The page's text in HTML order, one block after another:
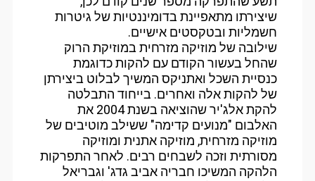
שיצירתו מתאפיינת בדומיננטיות של גיטרות
חשמליות ובטקסטים אישיים.
שילובה של מוזיקה מזרחית במוזיקת הרוק
שהחל בעשור הקודם עם להקות כדוגמת
כנסיית השכל ואתניקס המשיך לבלוט ביצירתן
של להקות אלה ואחרים. בייחוד התבלטה
להקת אלג'יר שהוציאה בשנת 2004 את
האלבום "מנועים קדימה" ששילב מוטיבים של
מוזיקה מזרחית, מוזיקה אתנית ומוזיקה
מסורתית וזכה לשבחים רבים. לאחר התפרקות
הלהקה המשיכו חבריה אביב גדג' וגבריאל